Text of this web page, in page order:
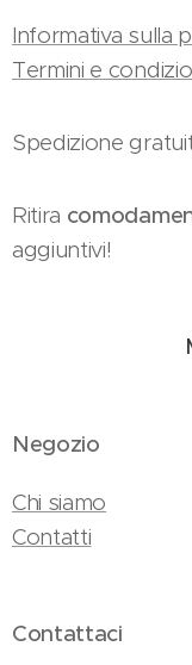
Informativa sulla
Termini e
Spedizione
Ritira
aggiuntivi!
Negozio
Chi siamo
Contatti
Contattaci